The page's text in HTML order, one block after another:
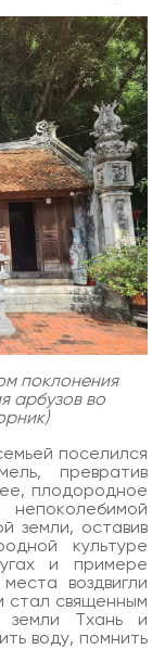
поклонения
арбузов во
поселился
превратив
плодородное
земли, оставив
культуре
и примере
воздвигли
стал священным
земли Тхань и
воду, помнить